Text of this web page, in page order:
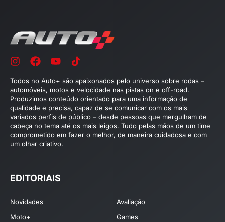
Todos no Auto+ são apaixonados pelo universo sobre rodas –
automóveis, motos e velocidade nas pistas on e off-road.
Produzimos conteúdo orientado para uma informação de
qualidade e precisa, capaz de se comunicar com os mais
variados perfis de público – desde pessoas que mergulham de
cabeça no tema até os mais leigos. Tudo pelas mãos de um time
comprometido em fazer o melhor, de maneira cuidadosa e com
um olhar criativo.
EDITORIAIS
Novidades
Avaliação
Moto+
Games